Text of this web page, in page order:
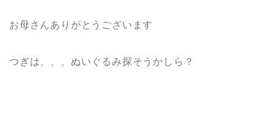
お母さんありがとうございます
つぎは、、、ぬいぐるみ探そうかしら？